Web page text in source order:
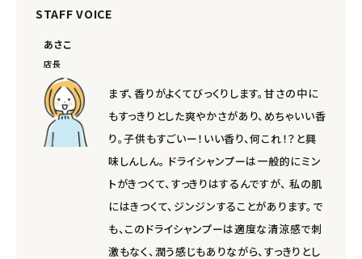
STAFF VOICE
あさこ
店長
まず、香りがよくてびっくりします。甘さの中に
もすっきりとした爽やかさがあり、めちゃいい香
り。子供もすごいー！いい香り、何これ！？と興
味しんしん。 ドライシャンプーは一般的にミン
トがきつくて、すっきりはするんですが、 私の肌
にはきつくて、ジンジンすることがあります。で
も、このドライシャンプーは適度な清涼感で刺
激もなく、潤う感じもありながら、すっきりとし